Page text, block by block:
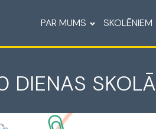
PAR MUMS SKOLĒNIEM
DIENAS SKOLĀ